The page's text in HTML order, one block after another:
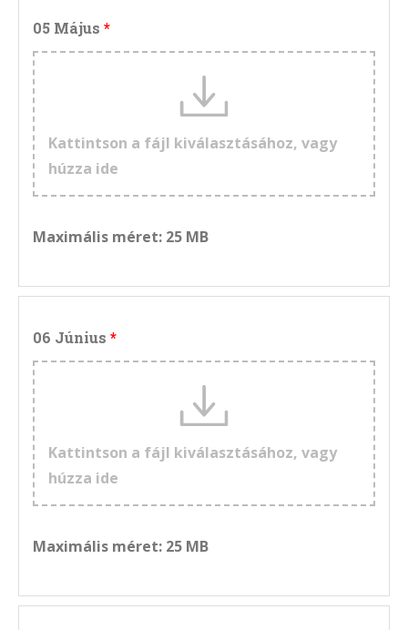
05 Május
Kattintson a fájl kiválasztásához, vagy
húzza ide
Maximális méret: 25 MB
06 Június
Kattintson a fájl kiválasztásához, vagy
húzza ide
Maximális méret: 25 MB